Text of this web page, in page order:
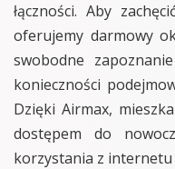
łączności. Aby
oferujemy darmowy
swobodne
konieczności
Dzięki Airmax,
dostępem do
korzystania z internetu